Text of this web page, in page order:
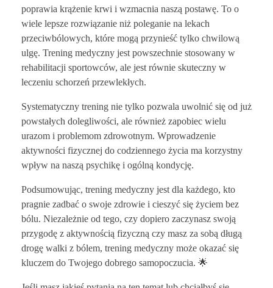
poprawia krążenie krwi i wzmacnia naszą postawę. To o
wiele lepsze rozwiązanie niż poleganie na lekach
przeciwbólowych, które mogą przynieść tylko chwilową
ulgę. Trening medyczny jest powszechnie stosowany w
rehabilitacji sportowców, ale jest równie skuteczny w
leczeniu schorzeń przewlekłych.
Systematyczny trening nie tylko pozwala uwolnić się od już
powstałych dolegliwości, ale również zapobiec wielu
urazom i problemom zdrowotnym. Wprowadzenie
aktywności fizycznej do codziennego życia ma korzystny
wpływ na naszą psychikę i ogólną kondycję.
Podsumowując, trening medyczny jest dla każdego, kto
pragnie zadbać o swoje zdrowie i cieszyć się życiem bez
bólu. Niezależnie od tego, czy dopiero zaczynasz swoją
przygodę z aktywnością fizyczną czy masz za sobą długą
drogę walki z bólem, trening medyczny może okazać się
kluczem do Twojego dobrego samopoczucia. 🌟